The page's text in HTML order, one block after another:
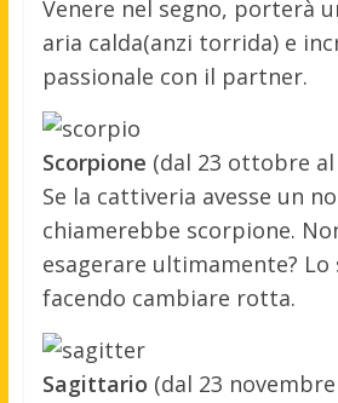
Venere nel segno, porterà
aria calda(anzi torrida) e
passionale con il partner.
Scorpione (dal 23 ottobre
Se la cattiveria avesse un
chiamerebbe scorpione.
esagerare ultimamente? Lo
facendo cambiare rotta.
Sagittario (dal 23 novembre